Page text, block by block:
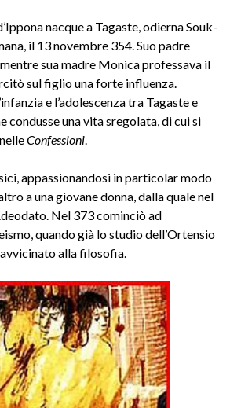
nacque a Tagaste, odierna Souk-
il 13 novembre 354. Suo padre
sua madre Monica professava il
sul figlio una forte influenza.
e l’adolescenza tra Tagaste e
condusse una vita sregolata, di cui si
Confessioni
appassionandosi in particolar modo
a una giovane donna, dalla quale nel
Nel 373 cominciò ad
quando già lo studio dell’Ortensio
alla filosofia.